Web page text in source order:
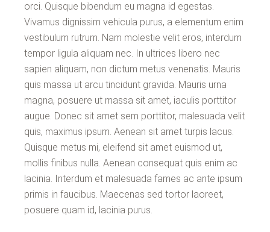
orci. Quisque bibendum eu magna id egestas.
Vivamus dignissim vehicula purus, a elementum enim
vestibulum rutrum. Nam molestie velit eros, interdum
tempor ligula aliquam nec. In ultrices libero nec
sapien aliquam, non dictum metus venenatis. Mauris
quis massa ut arcu tincidunt gravida. Mauris urna
magna, posuere ut massa sit amet, iaculis porttitor
augue. Donec sit amet sem porttitor, malesuada velit
quis, maximus ipsum. Aenean sit amet turpis lacus.
Quisque metus mi, eleifend sit amet euismod ut,
mollis finibus nulla. Aenean consequat quis enim ac
lacinia. Interdum et malesuada fames ac ante ipsum
primis in faucibus. Maecenas sed tortor laoreet,
posuere quam id, lacinia purus.